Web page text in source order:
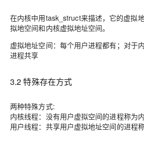
在内核中用task_struct来描述，它的虚拟
拟地空间和内核虚拟地址空间。
虚拟地址空间： 每个用户进程都有；对于
进程共享
3.2 特殊存在方式
两种特殊方式:
内核线程： 没有用户虚拟空间的进程称为
用户线程： 共享用户虚拟地址空间的进程